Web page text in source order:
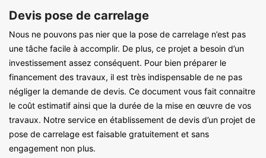
Devis pose de carrelage
Nous ne pouvons pas nier que la pose de carrelage n’est pas
une tâche facile à accomplir. De plus, ce projet a besoin d’un
investissement assez conséquent. Pour bien préparer le
financement des travaux, il est très indispensable de ne pas
négliger la demande de devis. Ce document vous fait connaitre
le coût estimatif ainsi que la durée de la mise en œuvre de vos
travaux. Notre service en établissement de devis d’un projet de
pose de carrelage est faisable gratuitement et sans
engagement non plus.